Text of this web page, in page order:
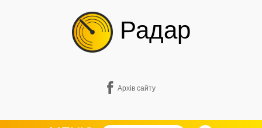
Радар
Архів сайту